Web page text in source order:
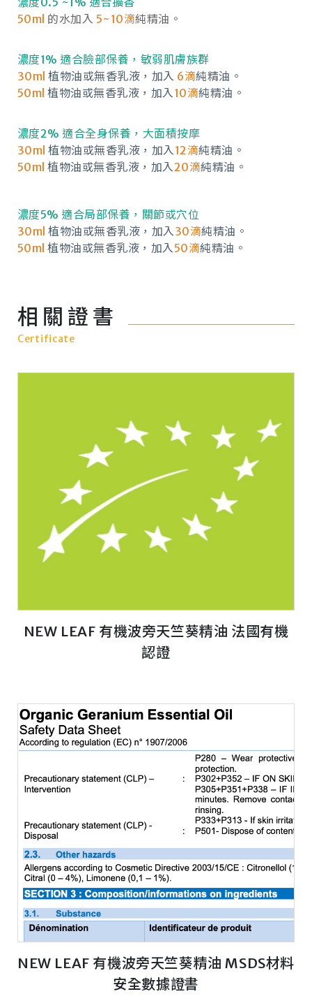
50ml 的水加入 5~10滴純精油。
濃度1% 適合臉部保養，敏弱肌膚族群
30ml 植物油或無香乳液，加入 6滴純精油。
50ml植物油或無香乳液，加入 10滴純精油。
濃度2% 適合全身保養，大面積按摩
30ml 植物油或無香乳液，加入 12滴純精油。
50ml植物油或無香乳液，加入20滴純精油。
濃度5% 適合局部保養，關節或穴位
30ml 植物油或無香乳液，加入 30滴純精油。
50ml植物油或無香乳液，加入 50滴純精油。
相關證書
Certificate
NEW LEAF 有機波旁天竺葵精油 法國有機
認證
NEW LEAF 有機波旁天竺葵精油 MSDS材料
安全數據證書